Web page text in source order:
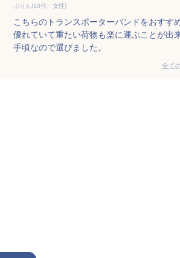
ぷりん(50代・女性)
こちらのトランスポーターバンドをおすす
優れていて重たい荷物も楽に運ぶことが出
手頃なので選びました。
全て